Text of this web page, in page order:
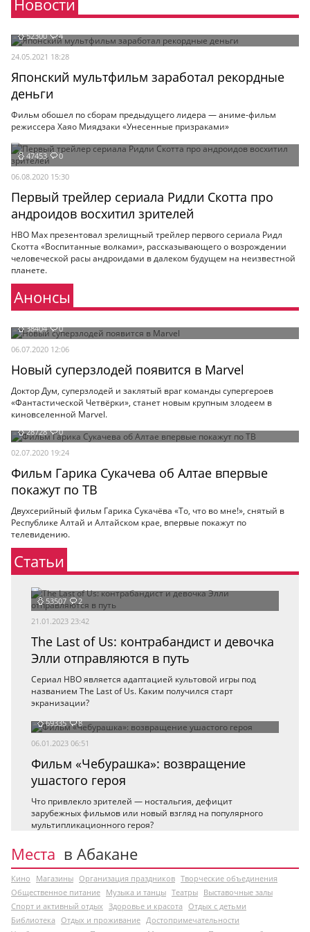
Мои материалы
Мои места
Моя личная афиша
Перечитать
Новости
52300 4
24.05.2021 18:28
Японский мультфильм заработал рекордные
деньги
Фильм обошел по сборам предыдущего лидера — аниме-фильм
режиссера Хаяо Миядзаки «Унесенные призраками»
47453 0
06.08.2020 15:30
Первый трейлер сериала Ридли Скотта про
андроидов восхитил зрителей
HBO Max презентовал зрелищный трейлер первого сериала Ридл
Скотта «Воспитанные волками», рассказывающего о возрождении
человеческой расы андроидами в далеком будущем на неизвестной
планете.
Анонсы
38404 0
06.07.2020 12:06
Новый суперзлодей появится в Marvel
Доктор Дум, суперзлодей и заклятый враг команды супергероев
«Фантастической Четвёрки», станет новым крупным злодеем в
киновселенной Marvel.
28728 0
02.07.2020 19:24
Фильм Гарика Сукачева об Алтае впервые
покажут по ТВ
Двухсерийный фильм Гарика Сукачёва «То, что во мне!», снятый в
Республике Алтай и Алтайском крае, впервые покажут по
телевидению.
Статьи
53507
2
21.01.2023 23:42
The Last of Us: контрабандист и девочка
Элли отправляются в путь
Сериал HBO является адаптацией культовой игры под
названием The Last of Us. Каким получился старт
экранизации?
69335
8
06.01.2023 06:51
Фильм «Чебурашка»: возвращение
ушастого героя
Что привлекло зрителей — ностальгия, дефицит
зарубежных фильмов или новый взгляд на популярного
мультипликационного героя?
Места в Абакане
Кино Магазины Организация праздников Творческие объединения
Общественное питание Музыка и танцы Театры Выставочные залы
Спорт и активный отдых Здоровье и красота Отдых с детьми
Библиотека Отдых и проживание Достопримечательности